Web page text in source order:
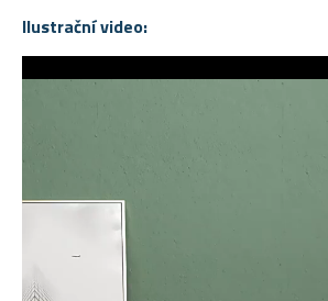
Ilustrační video: